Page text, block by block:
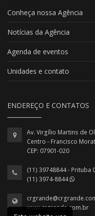
Conheça nossa Agência
Notícias da Agência
Agenda de eventos
Unidades e contato
ENDEREÇO E CONTATOS
Av. Virgílio Martins de
Centro - Francisco
CEP: 07901-020
(11) 39748844 - Prituba
(11) 3974-8844
www.crgrande.com.br